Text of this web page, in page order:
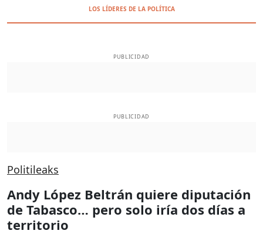
LOS LÍDERES DE LA POLÍTICA
PUBLICIDAD
PUBLICIDAD
Politileaks
Andy López Beltrán quiere diputación
de Tabasco… pero solo iría dos días a
territorio